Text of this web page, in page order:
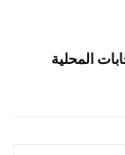
المحلية